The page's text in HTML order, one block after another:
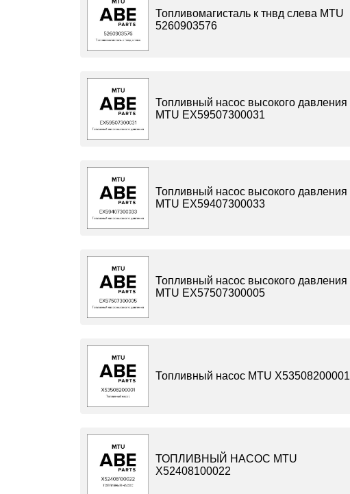
Топливомагисталь к тнвд слева MTU
5260903576
Топливный насос высокого давления
MTU EX59507300031
Топливный насос высокого давления
MTU EX59407300033
Топливный насос высокого давления
MTU EX57507300005
Топливный насос MTU X53508200001
ТОПЛИВНЫЙ НАСОС MTU
X52408100022